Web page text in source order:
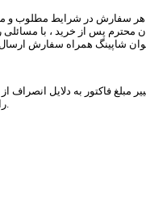
سفارش در شرایط مطلوب و
محترم پس از خرید ، با
را داشته باشد، ووچر یا کد تخفیف باطل خواهد شد و امکان برگرداندن مبلغ آن وجود ندارد.